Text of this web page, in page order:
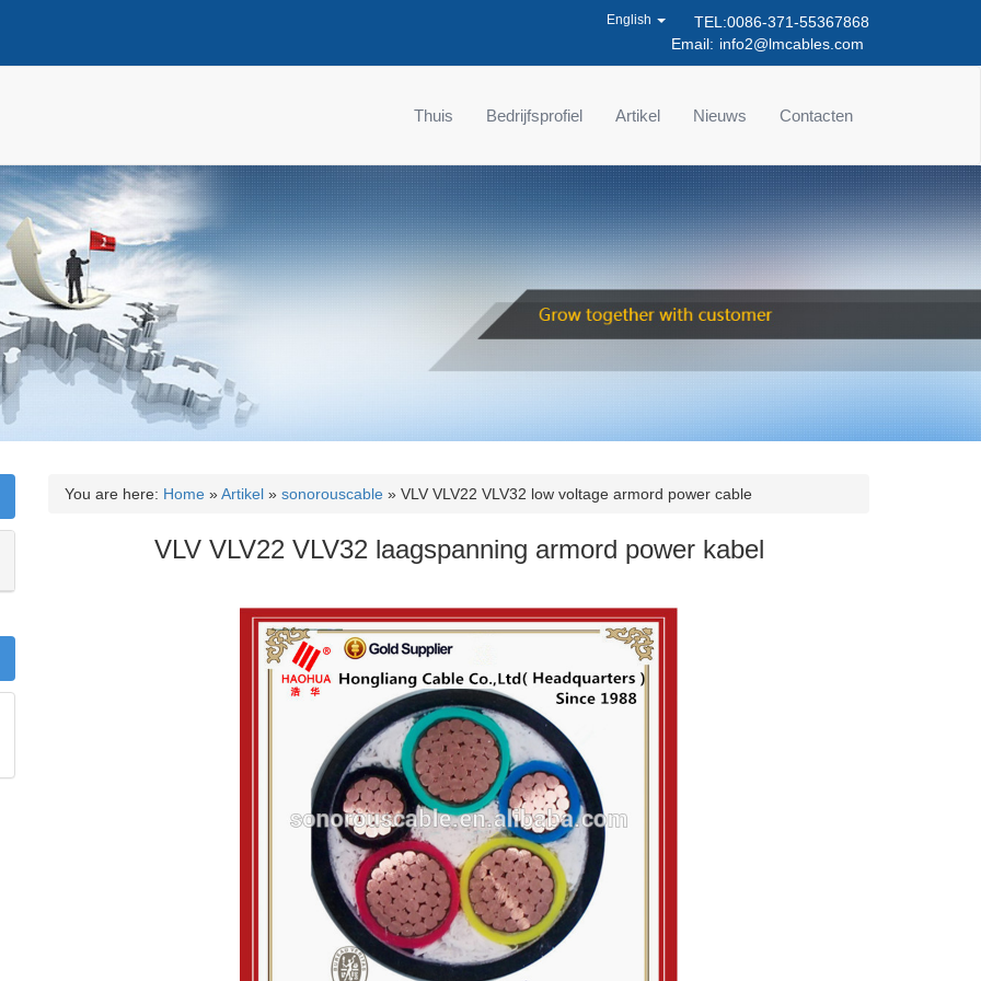
TEL:0086-371-55367868
Email: info2@lmcables.com
English
Thuis Bedrijfsprofiel Artikel Nieuws Contacten
You are here: Home »Artikel » sonorouscable » VLV VLV22 VLV32 low voltage armord power cable
VLV VLV22 VLV32 laagspanning armord power kabel